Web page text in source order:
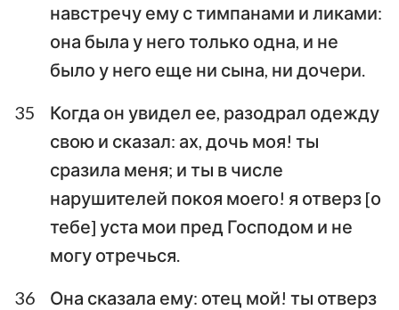
навстречу ему с тимпанами и ликами:
она была у него только одна, и не
было у него еще ни сына, ни дочери.
35
Когда он увидел ее, разодрал одежду
свою и сказал: ах, дочь моя! ты
сразила меня; и ты в числе
нарушителей покоя моего! я отверз [о
тебе] уста мои пред Господом и не
могу отречься.
36
Она сказала ему: отец мой! ты отверз